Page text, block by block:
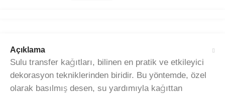
Açıklama
Sulu transfer kağıtları, bilinen en pratik ve etkileyici
dekorasyon tekniklerinden biridir. Bu yöntemde, özel
olarak basılmış desen, su yardımıyla kağıttan